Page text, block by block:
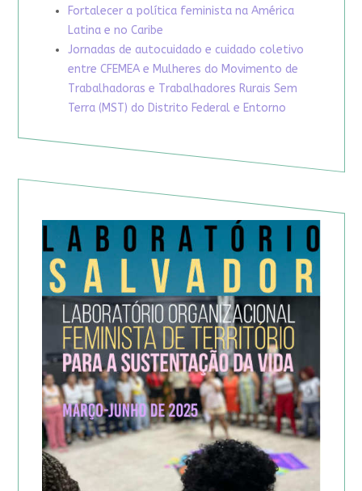
Fortalecer a política feminista na América
Latina e no Caribe
Jornadas de autocuidado e cuidado coletivo
entre CFEMEA e Mulheres do Movimento de
Trabalhadoras e Trabalhadores Rurais Sem
Terra (MST) do Distrito Federal e Entorno